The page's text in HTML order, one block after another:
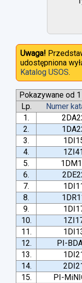
Uwaga!
udostępniona
Katalog USOS.
Pokazywane od
Lp.
Numer
1.
2.
3.
4.
5.
6.
7.
8.
9.
10.
11.
12.
PI-
13.
14.
15.
PI-